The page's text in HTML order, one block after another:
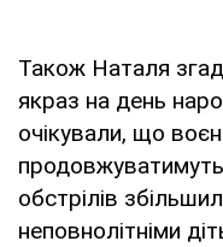
Також Наталя
якраз на день
очікували, що
обстрілів
неповнолітніми